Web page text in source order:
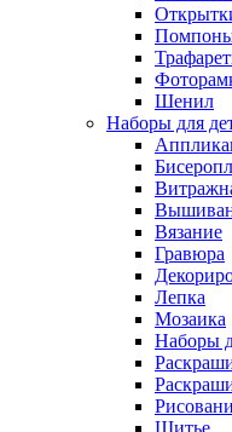
Шенил
Наборы для
Вязание
Гравюра
Лепка
Мозаика
Наборы
Шитье